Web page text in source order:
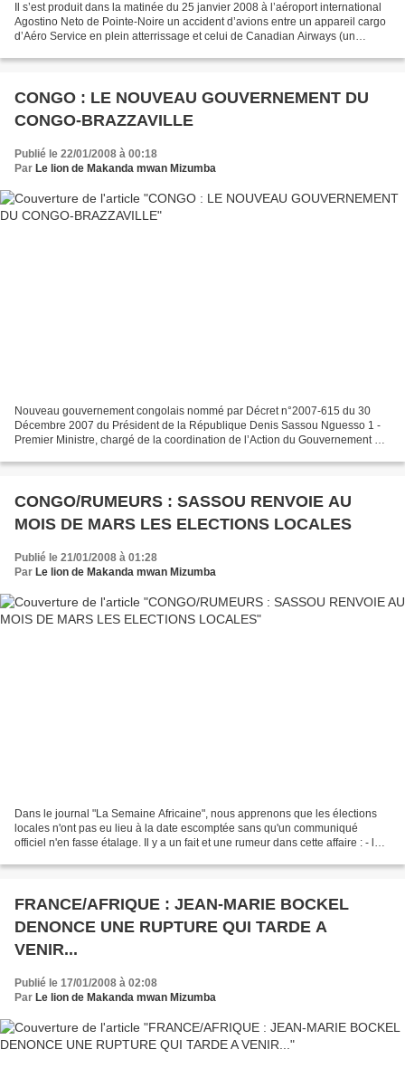
Il s’est produit dans la matinée du 25 janvier 2008 à l’aéroport international
Agostino Neto de Pointe-Noire un accident d’avions entre un appareil cargo
d’Aéro Service en plein atterrissage et celui de Canadian Airways (un
CONGO : LE NOUVEAU GOUVERNEMENT DU
CONGO-BRAZZAVILLE
Publié le 22/01/2008 à 00:18
Par Le lion de Makanda mwan Mizumba
Nouveau gouvernement congolais nommé par Décret n°2007-615 du 30
Décembre 2007 du Président de la République Denis Sassou Nguesso 1 -
Premier Ministre, chargé de la coordination de l’Action du Gouvernement et
CONGO/RUMEURS : SASSOU RENVOIE AU
MOIS DE MARS LES ELECTIONS LOCALES
Publié le 21/01/2008 à 01:28
Par Le lion de Makanda mwan Mizumba
Dans le journal "La Semaine Africaine", nous apprenons que les élections
locales n'ont pas eu lieu à la date escomptée sans qu'un communiqué
officiel n'en fasse étalage. Il y a un fait et une rumeur dans cette affaire : - le
FRANCE/AFRIQUE : JEAN-MARIE BOCKEL
DENONCE UNE RUPTURE QUI TARDE A
VENIR...
Publié le 17/01/2008 à 02:08
Par Le lion de Makanda mwan Mizumba